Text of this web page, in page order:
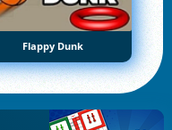
Flappy Dunk